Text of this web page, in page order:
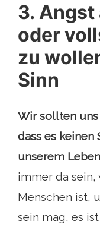
3. Angst
oder
zu
Sinn
Wir sollten
dass es keinen
unserem
immer da sein,
Menschen ist,
sein mag, es